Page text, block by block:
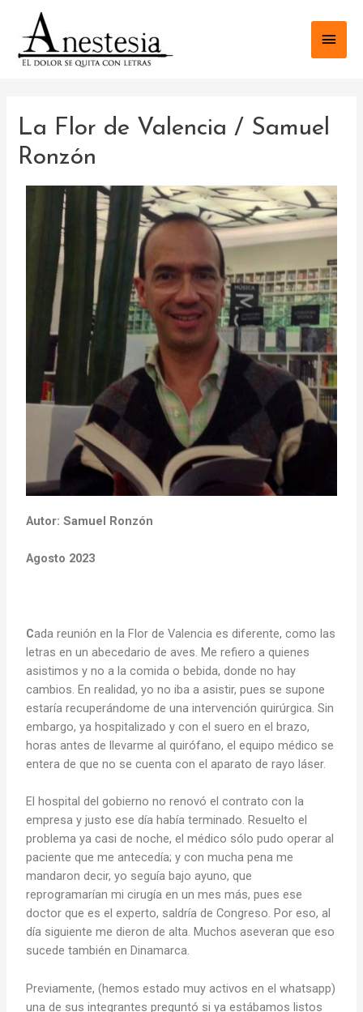
La Flor de Valencia / Samuel
Ronzón
Autor: Samuel Ronzón
Agosto 2023
Cada reunión en la Flor de Valencia es diferente, como las
letras en un abecedario de aves. Me refiero a quienes
asistimos y no a la comida o bebida, donde no hay
cambios. En realidad, yo no iba a asistir, pues se supone
estaría recuperándome de una intervención quirúrgica. Sin
embargo, ya hospitalizado y con el suero en el brazo,
horas antes de llevarme al quirófano, el equipo médico se
entera de que no se cuenta con el aparato de rayo láser.
El hospital del gobierno no renovó el contrato con la
empresa y justo ese día había terminado. Resuelto el
problema ya casi de noche, el médico sólo pudo operar al
paciente que me antecedía; y con mucha pena me
mandaron decir, yo seguía bajo ayuno, que
reprogramarían mi cirugía en un mes más, pues ese
doctor que es el experto, saldría de Congreso. Por eso, al
día siguiente me dieron de alta. Muchos aseveran que eso
sucede también en Dinamarca.
Previamente, (hemos estado muy activos en el whatsapp)
una de sus integrantes preguntó si ya estábamos listos